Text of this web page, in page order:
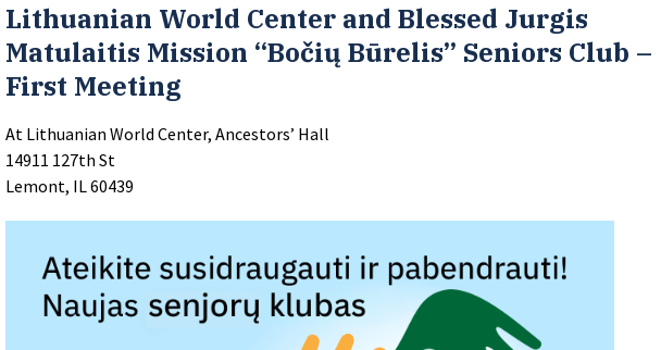
Lithuanian World Center and Blessed Jurgis
Matulaitis Mission “Bočių Būrelis” Seniors Club –
First Meeting
At Lithuanian World Center, Ancestors’ Hall
14911 127th St
Lemont, IL 60439